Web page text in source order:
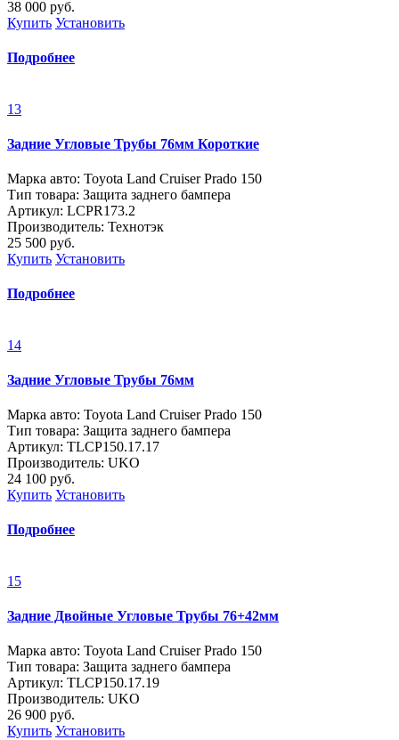
38 000 руб.
Купить Установить
Подробнее
13
Задние Угловые Трубы 76мм Короткие
Марка авто: Toyota Land Cruiser Prado 150
Тип товара: Защита заднего бампера
Артикул: LCPR173.2
Производитель: Технотэк
25 500 руб.
Купить Установить
Подробнее
14
Задние Угловые Трубы 76мм
Марка авто: Toyota Land Cruiser Prado 150
Тип товара: Защита заднего бампера
Артикул: ТLСP150.17.17
Производитель: UKO
24 100 руб.
Купить Установить
Подробнее
15
Задние Двойные Угловые Трубы 76+42мм
Марка авто: Toyota Land Cruiser Prado 150
Тип товара: Защита заднего бампера
Артикул: ТLСP150.17.19
Производитель: UKO
26 900 руб.
Купить Установить